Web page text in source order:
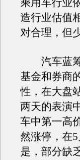
乘用车行业
造行业估值
对合理，但
汽车蓝筹
基金和券商
性，在大盘
两天的表演
车中第一高
然涨停，在
是，部分缺